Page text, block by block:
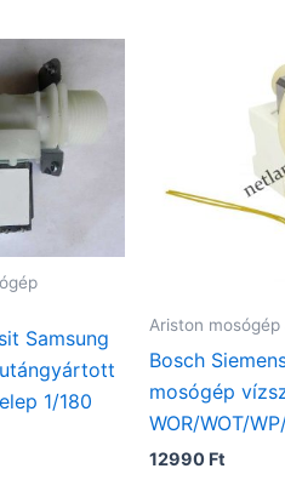
Samsung
1/180
Ariston
Bosch
mosógép
WOR/WOT/
12990 Ft